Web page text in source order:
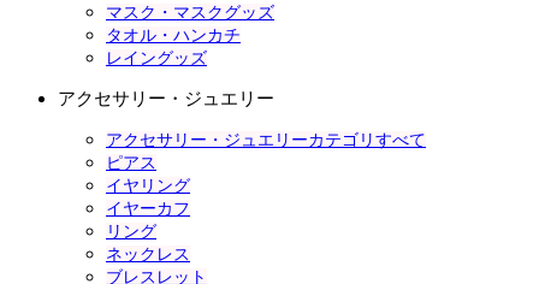
マスク・マスクグッズ
タオル・ハンカチ
レイングッズ
アクセサリー・ジュエリー
アクセサリー・ジュエリーカテゴリすべて
ピアス
イヤリング
イヤーカフ
リング
ネックレス
ブレスレット